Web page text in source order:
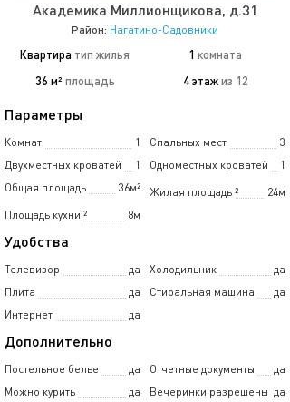
Академика Миллионщикова, д.31
Район: Нагатино-Садовники
Квартира тип жилья 1 комната
36 м² площадь 4 этаж из 12
Параметры
Комнат 1 Спальных мест
3
Двухместных кроватей
1 Одноместных кроватей
1
Общая площадь
36м² Жилая площадь 24м
²
Площадь кухни
8м
²
Удобства
Телевизор да Холодильник
да
Плита
да Стиральная машина
да
Интернет
да
Дополнительно
Постельное белье да Отчетные документы
да
Можно курить
да Вечеринки разрешены да